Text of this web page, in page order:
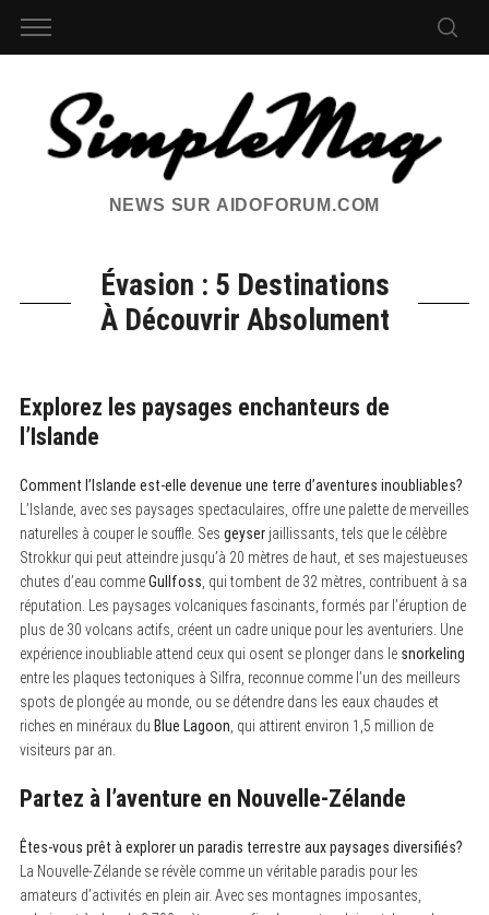
NEWS SUR AIDOFORUM.COM
Évasion : 5 Destinations
À Découvrir Absolument
Explorez les paysages enchanteurs de
l’Islande
Comment l’Islande est-elle devenue une terre d’aventures inoubliables?
L’Islande, avec ses paysages spectaculaires, offre une palette de merveilles
naturelles à couper le souffle. Ses geyserjaillissants, tels que le célèbre
Strokkur qui peut atteindre jusqu’à 20 mètres de haut, et ses majestueuses
chutes d’eau commeGullfoss , qui tombent de 32 mètres, contribuent à sa
réputation. Les paysages volcaniques fascinants, formés par l’éruption de
plus de 30 volcans actifs, créent un cadre unique pour les aventuriers. Une
expérience inoubliable attend ceux qui osent se plonger dans le snorkeling
entre les plaques tectoniques à Silfra, reconnue comme l’un des meilleurs
spots de plongée au monde, ou se détendre dans les eaux chaudes et
riches en minéraux du Blue Lagoon , qui attirent environ 1,5 million de
visiteurs par an.
Partez à l’aventure en Nouvelle-Zélande
Êtes-vous prêt à explorer un paradis terrestre aux paysages diversifiés?
La Nouvelle-Zélande se révèle comme un véritable paradis pour les
amateurs d’activités en plein air. Avec ses montagnes imposantes,